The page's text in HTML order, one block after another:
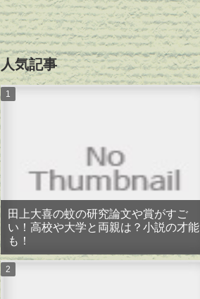
人気記事
田上大喜の蚊の研究論文や賞がすご
い！高校や大学と両親は？小説の才能
も！